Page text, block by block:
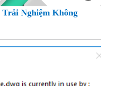
Trải Nghiệm Không